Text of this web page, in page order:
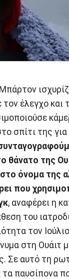
τον έλεγχο και
σπίτι της για
θάνατο της
όνομα της
που
, αναφέρει η
του
τον
στη Ουάιτ
Σε αυτό τη
τα παυσίπονα